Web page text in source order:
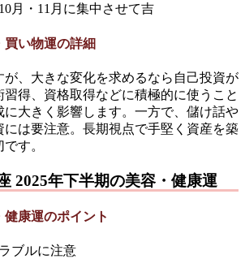
月・11月に集中させて吉
買い物運の詳細
が、大きな変化を求めるなら自己投資が
得、資格取得などに積極的に使うこと
に大きく影響します。一方で、儲け話や
には要注意。長期視点で手堅く資産を築
す。
2025年下半期の美容・健康運
健康運のポイント
ブルに注意